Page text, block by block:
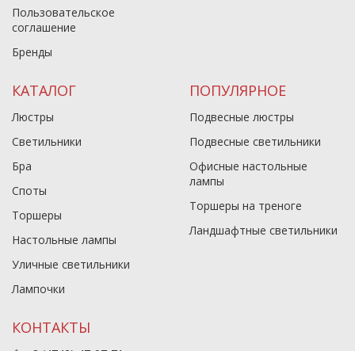
Пользовательское
соглашение
Бренды
КАТАЛОГ
Люстры
Светильники
Бра
Споты
Торшеры
Настольные лампы
Уличные светильники
Лампочки
ПОПУЛЯРНОЕ
Подвесные люстры
Подвесные светильники
Офисные настольные
лампы
Торшеры на треноге
Ландшафтные светильники
КОНТАКТЫ